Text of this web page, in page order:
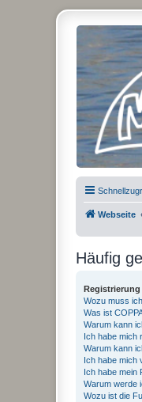
Micro
Webseite
Häufig
Wozu muss
Was ist
Warum kann
Ich habe mich
Warum kann
Ich habe mich
Ich habe mein
Warum werde
Wozu ist die